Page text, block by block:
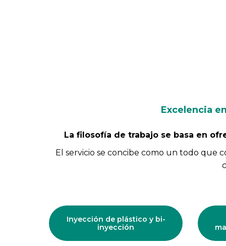
Excelencia
La filosofía de trabajo se basa en
El servicio se concibe como un todo que
Inyección de plástico y bi-
inyección